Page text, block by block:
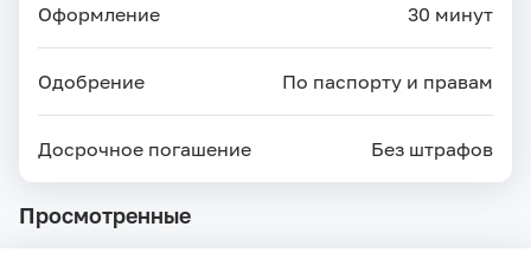
Оформление 30 минут
Одобрение По паспорту и правам
Досрочное погашение Без штрафов
Просмотренные